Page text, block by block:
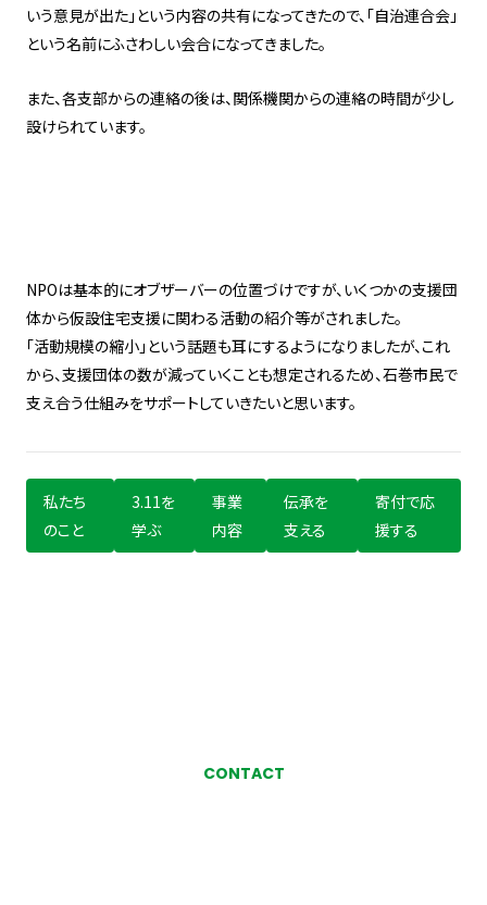
いう意見が出た」という内容の共有になってきたので、「自治連合会」
という名前にふさわしい会合になってきました。
また、各支部からの連絡の後は、関係機関からの連絡の時間が少し
設けられています。
NPOは基本的にオブザーバーの位置づけですが、いくつかの支援団
体から仮設住宅支援に関わる活動の紹介等がされました。
「活動規模の縮小」という話題も耳にするようになりましたが、これ
から、支援団体の数が減っていくことも想定されるため、石巻市民で
支え合う仕組みをサポートしていきたいと思います。
私たち
のこと
3.11を
学ぶ
事業
内容
伝承を
支える
寄付で応
援する
CONTACT